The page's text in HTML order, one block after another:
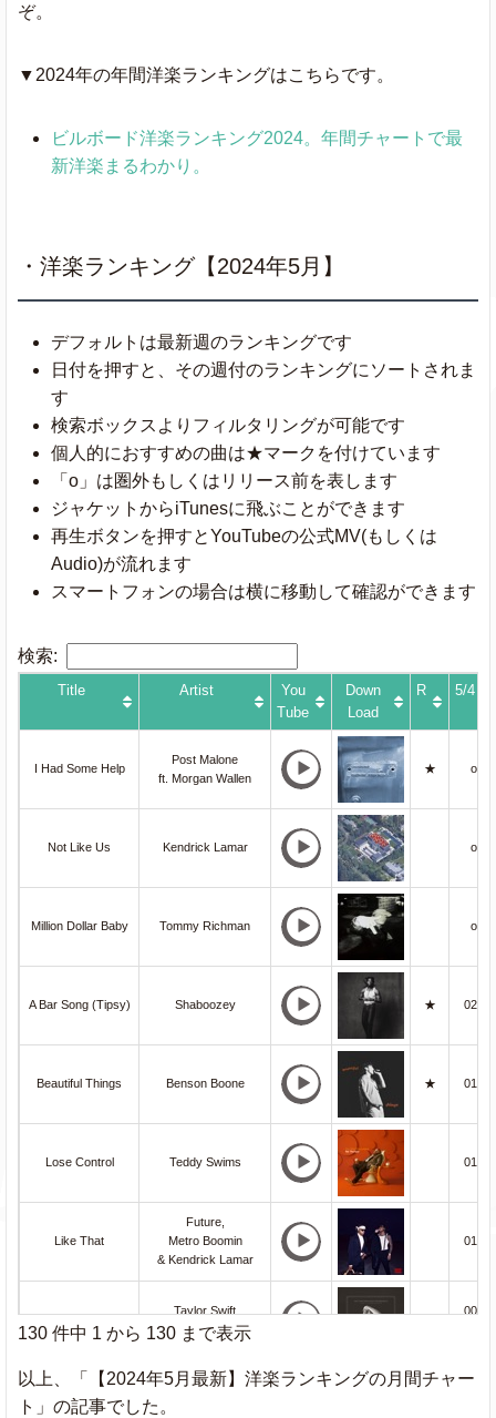
ぞ。
▼2024年の年間洋楽ランキングはこちらです。
ビルボード洋楽ランキング2024。年間チャートで最
新洋楽まるわかり。
・洋楽ランキング【2024年5月】
デフォルトは最新週のランキングです
日付を押すと、その週付のランキングにソートされま
す
検索ボックスよりフィルタリングが可能です
個人的におすすめの曲は★マークを付けています
「o」は圏外もしくはリリース前を表します
ジャケットからiTunesに飛ぶことができます
再生ボタンを押すとYouTubeの公式MV(もしくは
Audio)が流れます
スマートフォンの場合は横に移動して確認ができます
検索:
Title Artist
You
Tube
Down
Load
R 5/4
I Had Some Help
Post Malone
ft. Morgan Wallen
★ o
Not Like Us Kendrick Lamar o
Million Dollar Baby Tommy Richman o
A Bar Song (Tipsy) Shaboozey ★ 027
Beautiful Things Benson Boone ★ 015
Lose Control Teddy Swims 018
Like That
Future,
Metro Boomin
& Kendrick Lamar
017
Fortnight
Taylor Swift
ft. Post Malone
001
Espresso
130 件中 1 から 130 まで表示
以上、「【2024年5月最新】洋楽ランキングの月間チャー
ト」の記事でした。